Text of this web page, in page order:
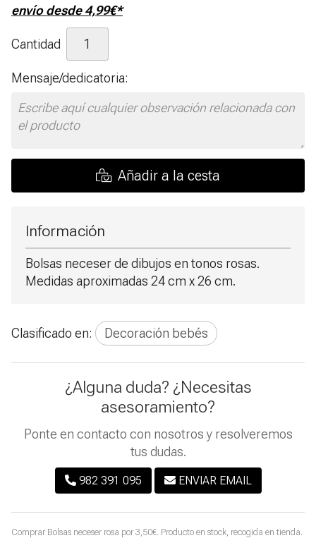
envío desde4,99€*
Cantidad
Mensaje/dedicatoria:
Añadir a la cesta
Comprar Bolsas neceser rosa por 3,50€. Producto en stock, recogida en tienda.
Información
Bolsas neceser de dibujos en tonos rosas.
Medidas aproximadas 24 cm x 26 cm.
Clasificado en: Decoración bebés
¿Alguna duda? ¿Necesitas
asesoramiento?
Ponte en contacto con nosotros y resolveremos
tus dudas.
982 391 095 ENVIAR EMAIL